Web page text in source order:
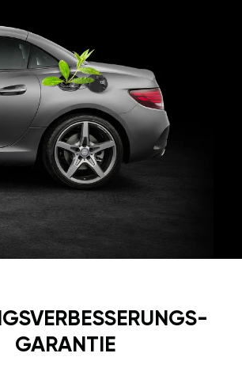
GARANTIE